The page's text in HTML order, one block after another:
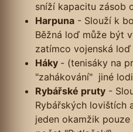
sníží kapacitu zásob
Harpuna - Slouží k
Běžná loď může být
zatímco vojenská
Háky - (tenisáky na
"zahákování" jiné
Rybářské pruty -
Rybářských lovištích
jeden okamžik